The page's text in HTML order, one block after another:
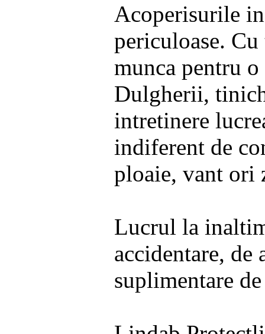
Acoperisurile
periculoase. Cu
munca pentru
Dulgherii,
intretinere
indiferent de
ploaie, vant ori
Lucrul la
accidentare, de
suplimentare